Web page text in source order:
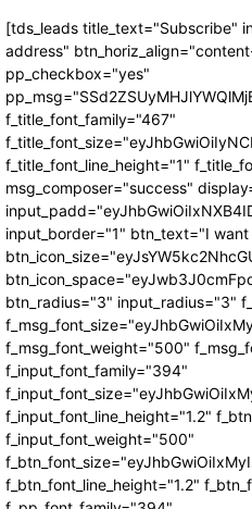
[tds_leads title_text="Subscribe"
address"
pp_checkbox="yes"
f_title_font_family="467"
f_title_font_line_height="1"
msg_composer="success"
input_border="1" btn_text="I want
btn_radius="3" input_radius="3"
f_msg_font_weight="500"
f_input_font_family="394"
f_input_font_line_height="1.2"
f_input_font_weight="500"
f_btn_font_line_height="1.2"